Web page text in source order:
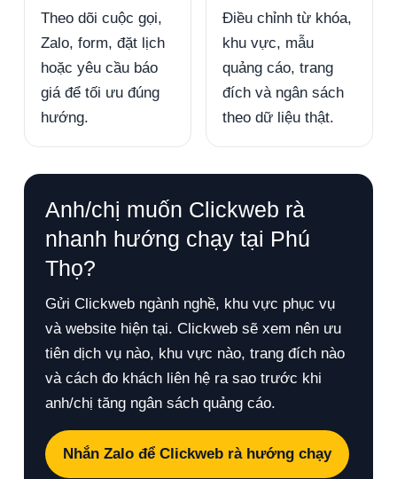
Theo dõi cuộc gọi,
Zalo, form, đặt lịch
hoặc yêu cầu báo
giá để tối ưu đúng
hướng.
Điều chỉnh từ khóa,
khu vực, mẫu
quảng cáo, trang
đích và ngân sách
theo dữ liệu thật.
Anh/chị muốn Clickweb rà
nhanh hướng chạy tại Phú
Thọ?
Gửi Clickweb ngành nghề, khu vực phục vụ
và website hiện tại. Clickweb sẽ xem nên ưu
tiên dịch vụ nào, khu vực nào, trang đích nào
và cách đo khách liên hệ ra sao trước khi
anh/chị tăng ngân sách quảng cáo.
Nhắn Zalo để Clickweb rà hướng chạy